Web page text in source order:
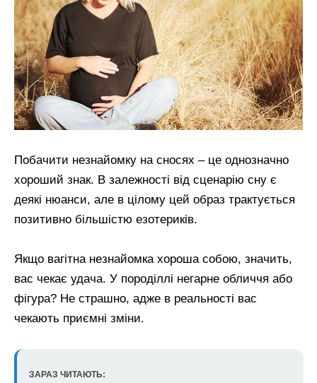
Побачити незнайомку на сносях – це однозначно
хороший знак. В залежності від сценарію сну є
деякі нюанси, але в цілому цей образ трактується
позитивно більшістю езотериків.
Якщо вагітна незнайомка хороша собою, значить,
вас чекає удача. У породіллі негарне обличчя або
фігура? Не страшно, адже в реальності вас
чекають приємні зміни.
ЗАРАЗ ЧИТАЮТЬ: